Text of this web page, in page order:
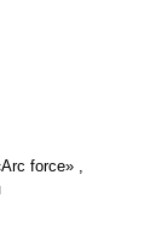
force» ,